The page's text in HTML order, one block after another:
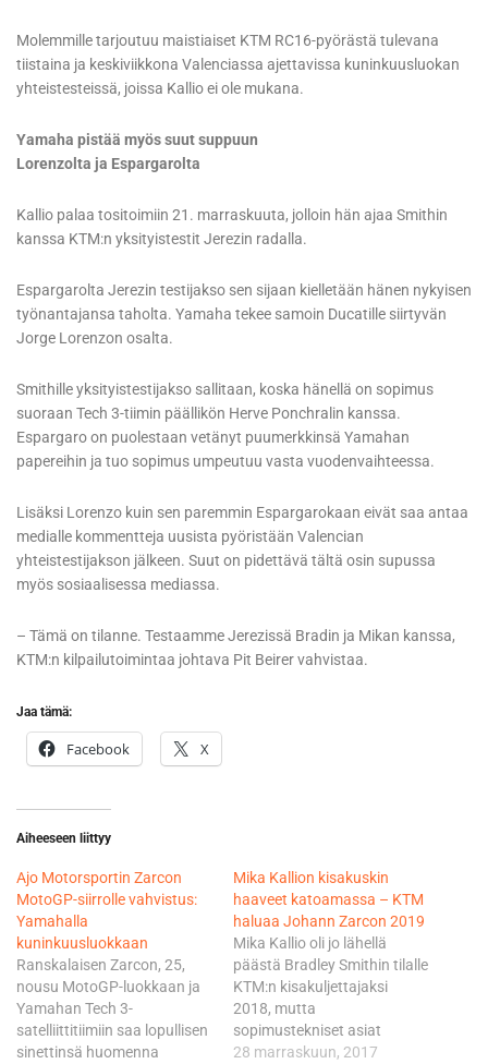
Molemmille tarjoutuu maistiaiset KTM RC16-pyörästä tulevana
tiistaina ja keskiviikkona Valenciassa ajettavissa kuninkuusluokan
yhteistesteissä, joissa Kallio ei ole mukana.
Yamaha pistää myös suut suppuun
Lorenzolta ja Espargarolta
Kallio palaa tositoimiin 21. marraskuuta, jolloin hän ajaa Smithin
kanssa KTM:n yksityistestit Jerezin radalla.
Espargarolta Jerezin testijakso sen sijaan kielletään hänen nykyisen
työnantajansa taholta. Yamaha tekee samoin Ducatille siirtyvän
Jorge Lorenzon osalta.
Smithille yksityistestijakso sallitaan, koska hänellä on sopimus
suoraan Tech 3-tiimin päällikön Herve Ponchralin kanssa.
Espargaro on puolestaan vetänyt puumerkkinsä Yamahan
papereihin ja tuo sopimus umpeutuu vasta vuodenvaihteessa.
Lisäksi Lorenzo kuin sen paremmin Espargarokaan eivät saa antaa
medialle kommentteja uusista pyöristään Valencian
yhteistestijakson jälkeen. Suut on pidettävä tältä osin supussa
myös sosiaalisessa mediassa.
– Tämä on tilanne. Testaamme Jerezissä Bradin ja Mikan kanssa,
KTM:n kilpailutoimintaa johtava Pit Beirer vahvistaa.
Jaa tämä:
Facebook X
Aiheeseen liittyy
Ajo Motorsportin Zarcon
MotoGP-siirrolle vahvistus:
Yamahalla
kuninkuusluokkaan
Ranskalaisen Zarcon, 25,
nousu MotoGP-luokkaan ja
Yamahan Tech 3-
satelliittitiimiin saa lopullisen
sinettinsä huomenna
Mika Kallion kisakuskin
haaveet katoamassa – KTM
haluaa Johann Zarcon 2019
Mika Kallio oli jo lähellä
päästä Bradley Smithin tilalle
KTM:n kisakuljettajaksi
2018, mutta
sopimustekniset asiat
vesittivät lopulta
28 marraskuun, 2017